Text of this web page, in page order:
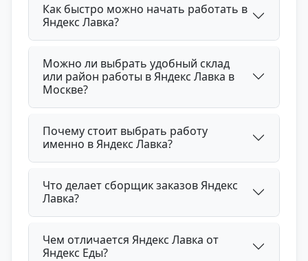
Как быстро можно начать работать в
Яндекс Лавка?
Можно ли выбрать удобный склад
или район работы в Яндекс Лавка в
Москве?
Почему стоит выбрать работу
именно в Яндекс Лавка?
Что делает сборщик заказов Яндекс
Лавка?
Чем отличается Яндекс Лавка от
Яндекс Еды?